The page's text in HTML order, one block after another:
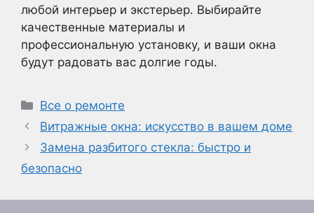
любой интерьер и экстерьер. Выбирайте
качественные материалы и
профессиональную установку, и ваши окна
будут радовать вас долгие годы.
Рубрики
Все о ремонте
Витражные окна: искусство в вашем доме
Замена разбитого стекла: быстро и
безопасно